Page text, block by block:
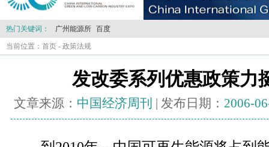
热门关键词： 广州能源所 百度
当前位置： 首页 - 政策法规
发改委系列优惠政策力
文章来源： 中国经济周刊 | 发布日期： 2006-